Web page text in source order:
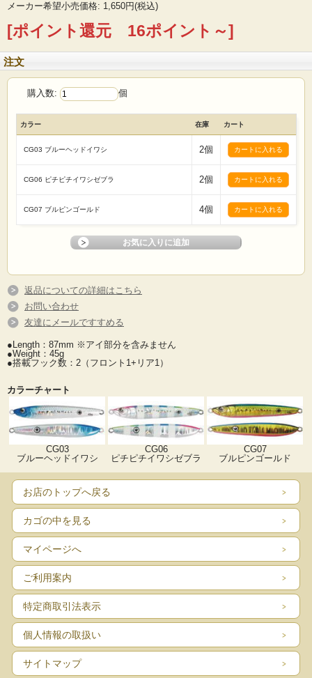
メーカー希望小売価格: 1,650円(税込)
[ポイント還元 16ポイント～]
注文
購入数: 個
カラー 在庫 カート
CG03 ブルーヘッドイワシ 2個
CG06 ピチピチイワシゼブラ 2個
CG07 ブルピンゴールド 4個
返品についての詳細はこちら
お問い合わせ
友達にメールですすめる
●Length：87mm ※アイ部分を含みません
●Weight：45g
●搭載フック数：2（フロント1+リア1）
カラーチャート
CG03
ブルーヘッドイワシ
CG06
ピチピチイワシゼブラ
CG07
ブルピンゴールド
お店のトップへ戻る
カゴの中を見る
マイページへ
ご利用案内
特定商取引法表示
個人情報の取扱い
サイトマップ